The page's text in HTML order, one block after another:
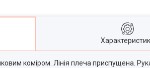
коміром. Лінія плеча приспущена.